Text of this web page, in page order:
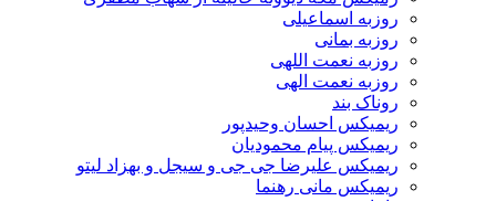
روزبه اسماعیلی
روزبه بمانی
روزبه نعمت اللهی
روزبه نعمت الهی
روناک بند
ریمیکس احسان وحیدپور
ریمیکس پیام محمودیان
ریمیکس علیرضا جی جی و سیجل و بهزاد لیتو
ریمیکس مانی رهنما